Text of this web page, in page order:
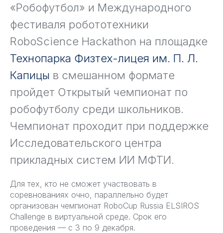
«Робофутбол» и Международного
фестиваля робототехники
RoboScience Hackathon на площадке
Технопарка Физтех-лицея им. П. Л.
Капицы в смешанном формате
пройдет Открытый чемпионат по
робофутболу среди школьников.
Чемпионат проходит при поддержке
Исследовательского центра
прикладных систем ИИ МФТИ.
Для тех, кто не сможет участвовать в
соревнованиях очно, параллельно будет
организован чемпионат RoboCup Russia ELSIROS
Challenge в виртуальной среде. Срок его
проведения — с 3 по 9 декабря.